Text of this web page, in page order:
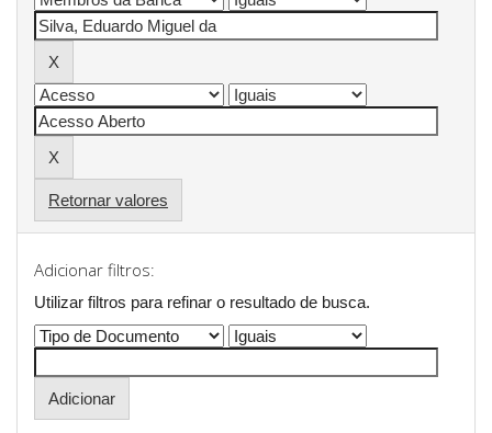
Retornar valores
Adicionar filtros:
Utilizar filtros para refinar o resultado de busca.